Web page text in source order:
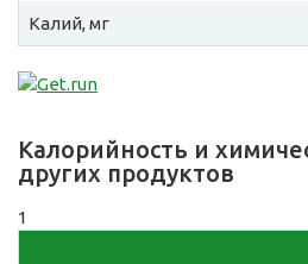
Калий, мг
Калорийность и
других продуктов
1